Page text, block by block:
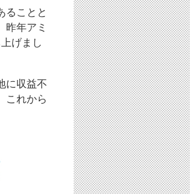
ることと
昨年アミ
げまし
に収益不
これから